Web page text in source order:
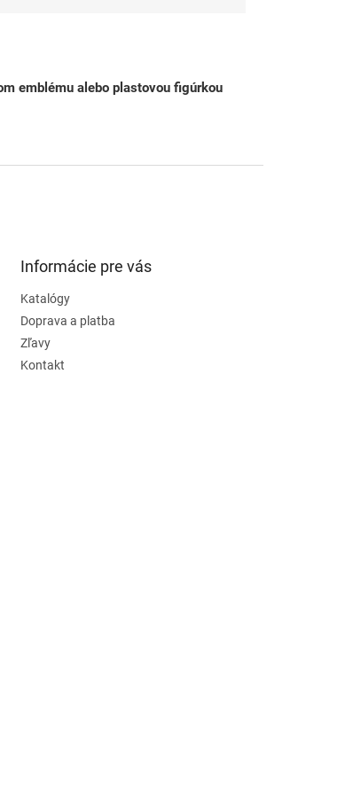
emblému alebo plastovou figúrkou
Informácie pre vás
Katalógy
Doprava a platba
Zľavy
Kontakt